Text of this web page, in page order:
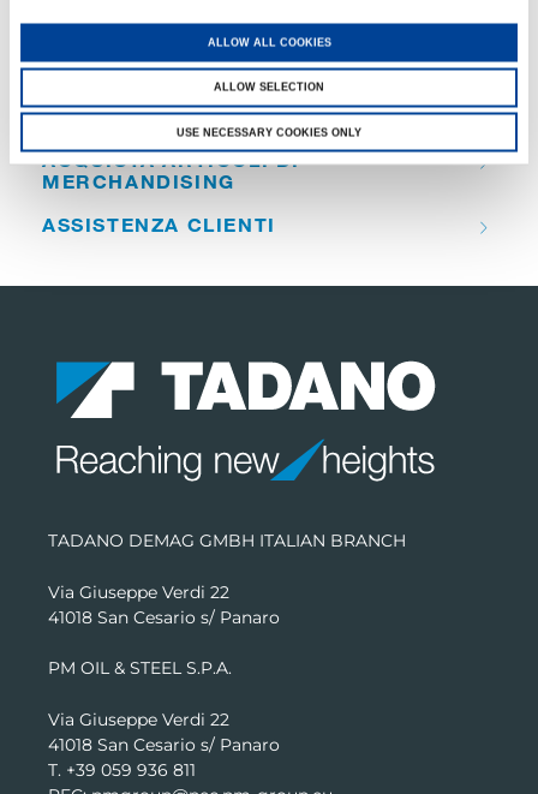
ALLOW ALL COOKIES
ALLOW SELECTION
USE NECESSARY COOKIES ONLY
PANORAMICA DEI PRODOTTI
TROVA UN DISTRIBUTORE
ACQUISTA ARTICOLI DI
MERCHANDISING
ASSISTENZA CLIENTI
TADANO DEMAG GMBH ITALIAN BRANCH
Via Giuseppe Verdi 22
41018 San Cesario s/ Panaro
PM OIL & STEEL S.P.A.
Via Giuseppe Verdi 22
41018 San Cesario s/ Panaro
T. +39 059 936 811